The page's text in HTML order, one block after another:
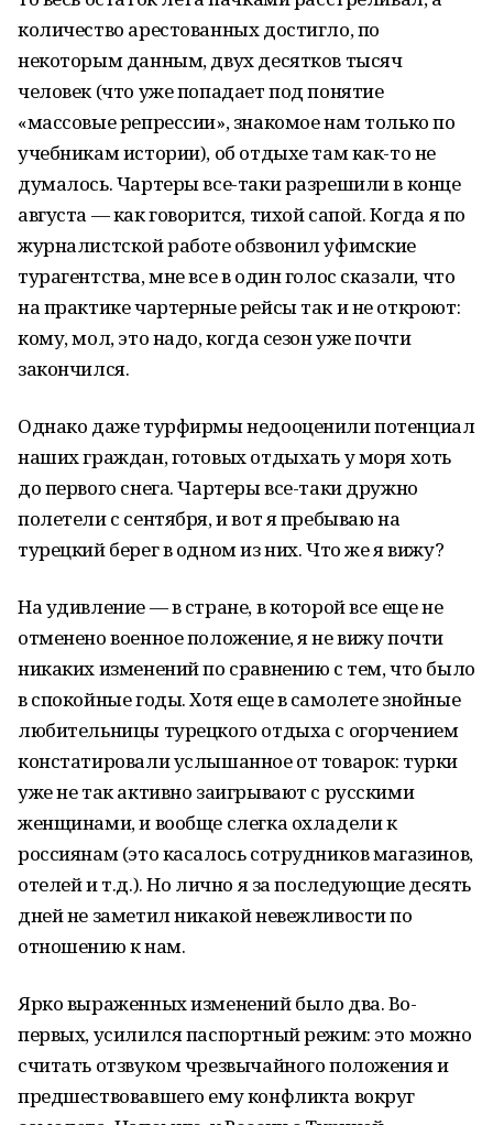
количество арестованных достигло, по
некоторым данным, двух десятков тысяч
человек (что уже попадает под понятие
«массовые репрессии», знакомое нам только по
учебникам истории), об отдыхе там как-то не
думалось. Чартеры все-таки разрешили в конце
августа — как говорится, тихой сапой. Когда я по
журналистской работе обзвонил уфимские
турагентства, мне все в один голос сказали, что
на практике чартерные рейсы так и не откроют:
кому, мол, это надо, когда сезон уже почти
закончился.
Однако даже турфирмы недооценили потенциал
наших граждан, готовых отдыхать у моря хоть
до первого снега. Чартеры все-таки дружно
полетели с сентября, и вот я пребываю на
турецкий берег в одном из них. Что же я вижу?
На удивление — в стране, в которой все еще не
отменено военное положение, я не вижу почти
никаких изменений по сравнению с тем, что было
в спокойные годы. Хотя еще в самолете знойные
любительницы турецкого отдыха с огорчением
констатировали услышанное от товарок: турки
уже не так активно заигрывают с русскими
женщинами, и вообще слегка охладели к
россиянам (это касалось сотрудников магазинов,
отелей и т.д.). Но лично я за последующие десять
дней не заметил никакой невежливости по
отношению к нам.
Ярко выраженных изменений было два. Во-
первых, усилился паспортный режим: это можно
считать отзвуком чрезвычайного положения и
предшествовавшего ему конфликта вокруг